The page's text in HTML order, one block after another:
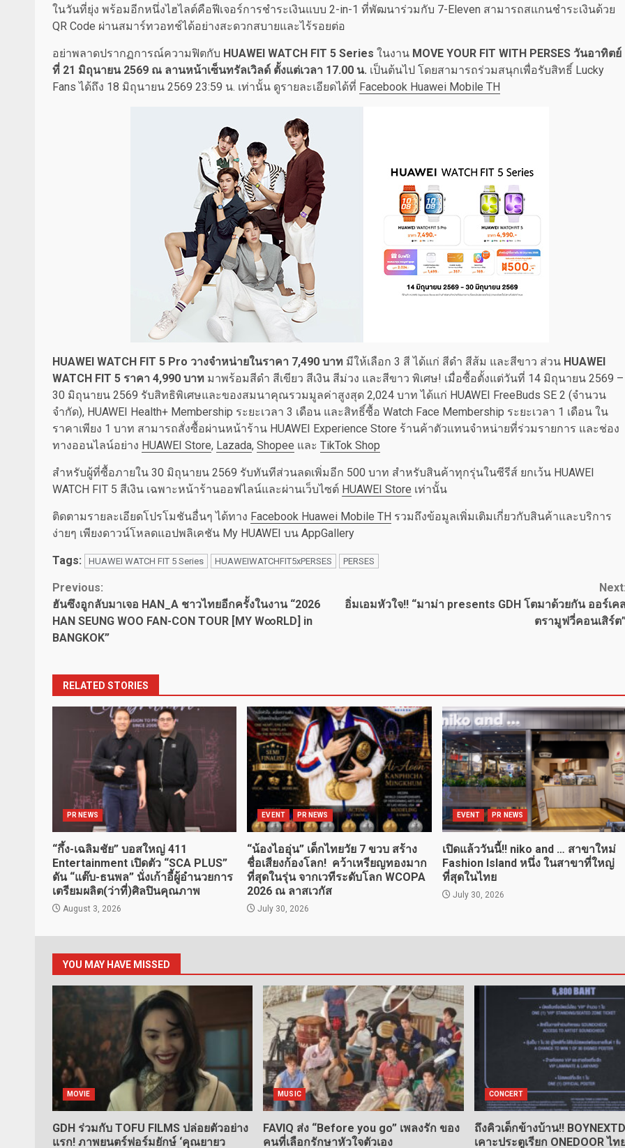
ในวันที่ยุ่ง พร้อมอีกหนึ่งไฮไลต์คือฟีเจอร์การชำระเงินแบบ 2-in-1 ที่พัฒนาร่วมกับ 7-Eleven สามารถสแกนชำระเงินด้วย
QR Code ผ่านสมาร์ทวอทช์ได้อย่างสะดวกสบายและไร้รอยต่อ
อย่าพลาดปรากฏการณ์ความฟิตกับ HUAWEI WATCH FIT 5 Series ในงาน MOVE YOUR FIT WITH PERSES วันอาทิตย์
ที่ 21 มิถุนายน 2569 ณ ลานหน้าเซ็นทรัลเวิลด์ ตั้งแต่เวลา 17.00 น. เป็นต้นไป โดยสามารถร่วมสนุกเพื่อรับสิทธิ์ Lucky
Fans ได้ถึง 18 มิถุนายน 2569 23:59 น. เท่านั้น ดูรายละเอียดได้ที่ Facebook Huawei Mobile TH
HUAWEI WATCH FIT 5 Pro วางจำหน่ายในราคา 7,490 บาท มีให้เลือก 3 สี ได้แก่ สีดำ สีส้ม และสีขาว ส่วน HUAWEI
WATCH FIT 5 ราคา 4,990 บาท มาพร้อมสีดำ สีเขียว สีเงิน สีม่วง และสีขาว พิเศษ! เมื่อซื้อตั้งแต่วันที่ 14 มิถุนายน 2569 –
30 มิถุนายน 2569 รับสิทธิพิเศษและของสมนาคุณรวมมูลค่าสูงสุด 2,024 บาท ได้แก่ HUAWEI FreeBuds SE 2 (จำนวน
จำกัด), HUAWEI Health+ Membership ระยะเวลา 3 เดือน และสิทธิ์ซื้อ Watch Face Membership ระยะเวลา 1 เดือน ใน
ราคาเพียง 1 บาท สามารถสั่งซื้อผ่านหน้าร้าน HUAWEI Experience Store ร้านค้าตัวแทนจำหน่ายที่ร่วมรายการ และช่อง
ทางออนไลน์อย่าง HUAWEI Store, Lazada, Shopee และ TikTok Shop
สำหรับผู้ที่ซื้อภายใน 30 มิถุนายน 2569 รับทันทีส่วนลดเพิ่มอีก 500 บาท สำหรับสินค้าทุกรุ่นในซีรีส์ ยกเว้น HUAWEI
WATCH FIT 5 สีเงิน เฉพาะหน้าร้านออฟไลน์และผ่านเว็บไซต์ HUAWEI Store เท่านั้น
ติดตามรายละเอียดโปรโมชันอื่นๆ ได้ทาง Facebook Huawei Mobile TH รวมถึงข้อมูลเพิ่มเติมเกี่ยวกับสินค้าและบริการ
ง่ายๆ เพียงดาวน์โหลดแอปพลิเคชัน My HUAWEI บน AppGallery
Tags: HUAWEI WATCH FIT 5 Series HUAWEIWATCHFIT5xPERSES PERSES
Continue
Reading
Previous:
ฮันซึงอูกลับมาเจอ HAN_A ชาวไทยอีกครั้งในงาน “2026
HAN SEUNG WOO FAN-CON TOUR [MY W∞RLD] in
BANGKOK”
อิ่มเอมหัวใจ!! “มาม่า presents GDH โตมาด้วยกัน ออร์เค
ตรามูฟวี่คอนเสิร์ต
RELATED STORIES
PR NEWS
“กึ้ง-เฉลิมชัย” บอสใหญ่ 411
Entertainment เปิดตัว “SCA PLUS”
ดัน “แต๊บ-ธนพล” นั่งเก้าอี้ผู้อำนวยการ
เตรียมผลิต(ว่าที่)ศิลปินคุณภาพ
August 3, 2026
EVENT PR NEWS
“น้องไออุ่น” เด็กไทยวัย 7 ขวบ สร้าง
ชื่อเสียงก้องโลก! คว้าเหรียญทองมาก
ที่สุดในรุ่น จากเวทีระดับโลก WCOPA
2026 ณ ลาสเวกัส
July 30, 2026
EVENT PR NEWS
เปิดแล้ววันนี้!! niko and … สาขาใหม่
Fashion Island หนึ่ง ในสาขาที่ใหญ่
ที่สุดในไทย
July 30, 2026
YOU MAY HAVE MISSED
MOVIE
GDH ร่วมกับ TOFU FILMS ปล่อยตัวอย่าง
แรก! ภาพยนตร์ฟอร์มยักษ์ ‘คุณยายว
MUSIC
FAVIQ ส่ง “Before you go” เพลงรัก ของ
คนที่เลือกรักษาหัวใจตัวเอง
CONCERT
ถึงคิวเด็กข้างบ้าน!!
เคาะประตูเรียก ONEDOOR ไท